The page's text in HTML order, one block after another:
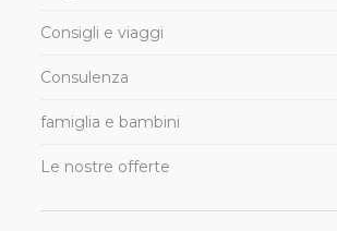
Consigli e viaggi
Consulenza
famiglia e bambini
Le nostre offerte